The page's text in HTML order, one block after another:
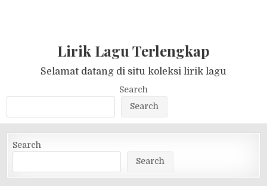
Lirik Lagu Terlengkap
Selamat datang di situ koleksi lirik lagu
Search
Search
Search
Search